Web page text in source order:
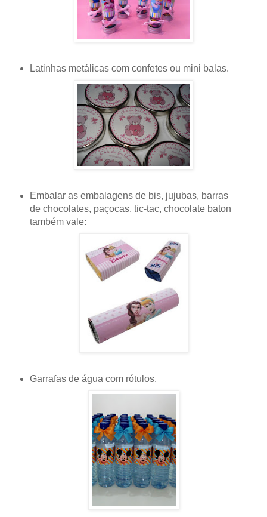
Latinhas metálicas com confetes ou mini balas.
Embalar as embalagens de bis, jujubas, barras
de chocolates, paçocas, tic-tac, chocolate baton
também vale:
Garrafas de água com rótulos.